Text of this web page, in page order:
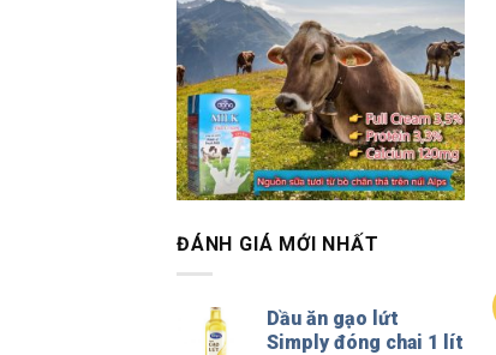
ĐÁNH GIÁ MỚI NHẤT
Dầu ăn gạo lứt
Simply đóng chai 1 lít